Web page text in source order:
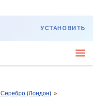
УСТАНОВИТЬ
Серебро (Лондон) »